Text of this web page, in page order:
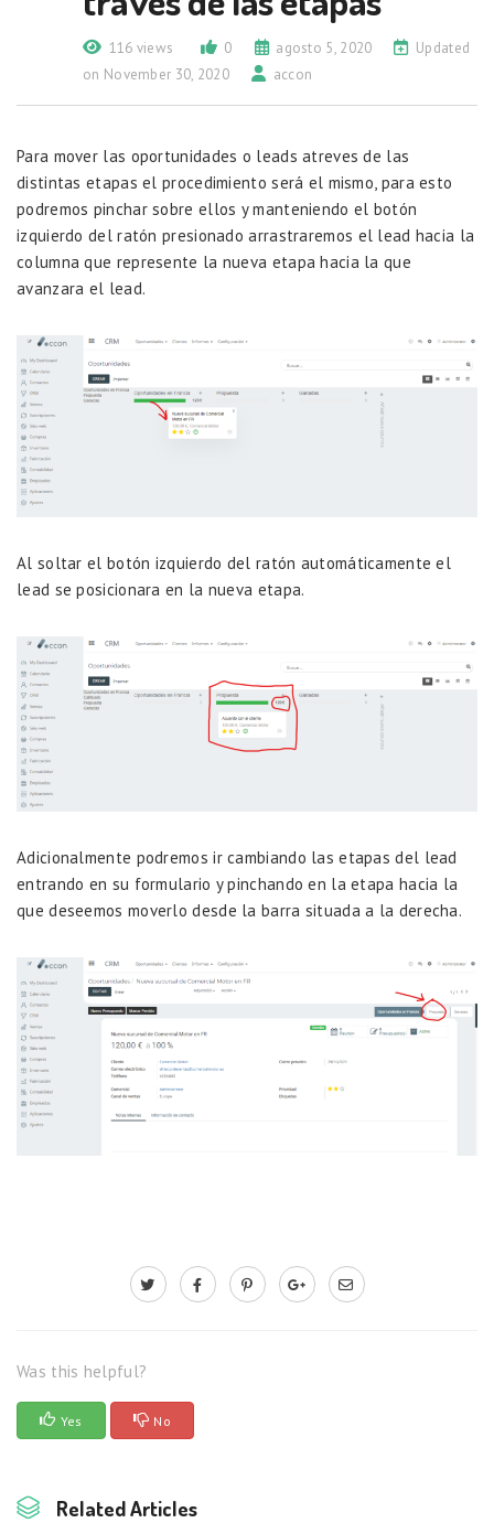
116 views 0 agosto 5, 2020
Updated
on November 30, 2020
accon
Para mover las oportunidades o leads atreves de las
distintas etapas el procedimiento será el mismo, para esto
podremos pinchar sobre ellos y manteniendo el botón
izquierdo del ratón presionado arrastraremos el lead hacia la
columna que represente la nueva etapa hacia la que
avanzara el lead.
Al soltar el botón izquierdo del ratón automáticamente el
lead se posicionara en la nueva etapa.
Adicionalmente podremos ir cambiando las etapas del lead
entrando en su formulario y pinchando en la etapa hacia la
que deseemos moverlo desde la barra situada a la derecha.
Was this helpful?
Yes No
Related Articles